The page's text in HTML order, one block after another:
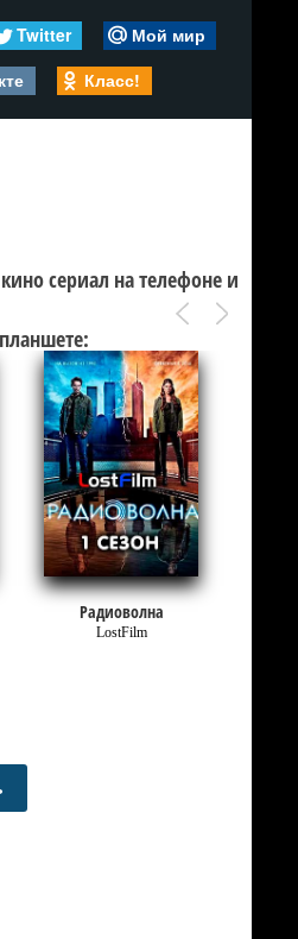
Twitter
Мой мир
Класс!
сериал на телефоне и
планшете:
Радиоволна
LostFilm